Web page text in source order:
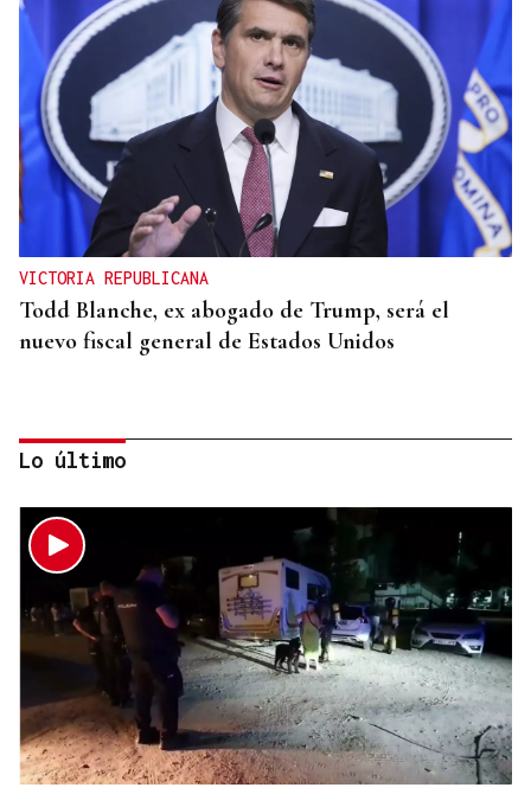
VICTORIA REPUBLICANA
Todd Blanche, ex abogado de Trump, será el
nuevo fiscal general de Estados Unidos
Donald Trump deberá pedir permiso al Congreso
para construir el salón de baile en la Casa Blanca
Lo último